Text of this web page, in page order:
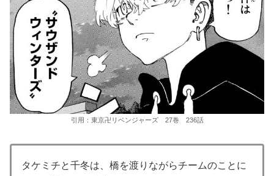
引用：東京卍リベンジャーズ 27巻 236話
タケミチと千冬は、橋を渡りながらチームのことに